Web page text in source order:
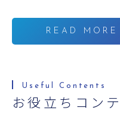
READ MORE
お役立ちコン